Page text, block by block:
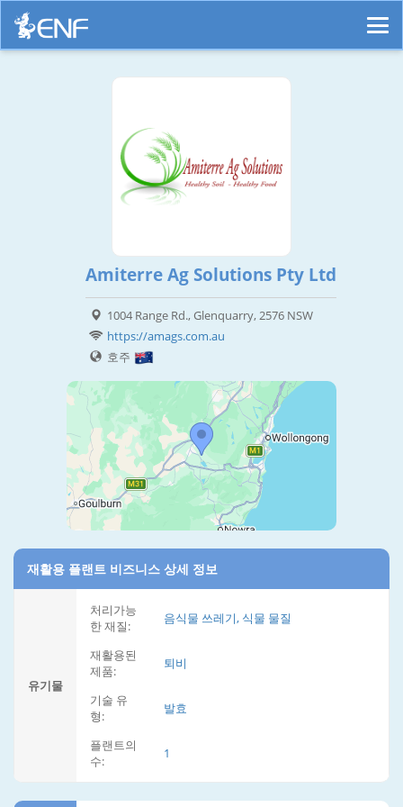
Amiterre Ag Solutions Pty Ltd
1004 Range Rd., Glenquarry, 2576 NSW
https://amags.com.au
호주
재활용 플랜트 비즈니스 상세 정보
유기물
처리가능
한 재질:
음식물 쓰레기, 식물 물질
재활용된
제품:
퇴비
기술 유
형:
발효
플랜트의
수:
1